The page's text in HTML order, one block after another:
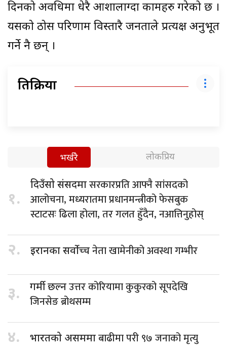
दिनको अवधिमा धेरै आशालाग्दा कामहरु गरेको छ ।
यसको ठोस परिणाम विस्तारै जनताले प्रत्यक्ष अनुभूत
गर्ने नै छन् ।
प्रतिक्रिया
भर्खरै लोकप्रिय
१.
दिउँसो संसदमासरकारप्रति आफ्नै सांसदको
आलोचना, मध्यरातमा प्रधानमन्त्रीको फेसबुक
स्टाटसः ढिला होला, तर गलत हुँदैन, नआत्तिनुहोस्
२. इरानका सर्वोच्चनेता खामेनीको अवस्था गम्भीर
३. गर्मी छल्नउत्तर कोरियामा कुकुरको सूपदेखि
जिनसेङ ब्रोथसम्म
४. भारतको असममाबाढीमा परी ९७ जनाको मृत्यु